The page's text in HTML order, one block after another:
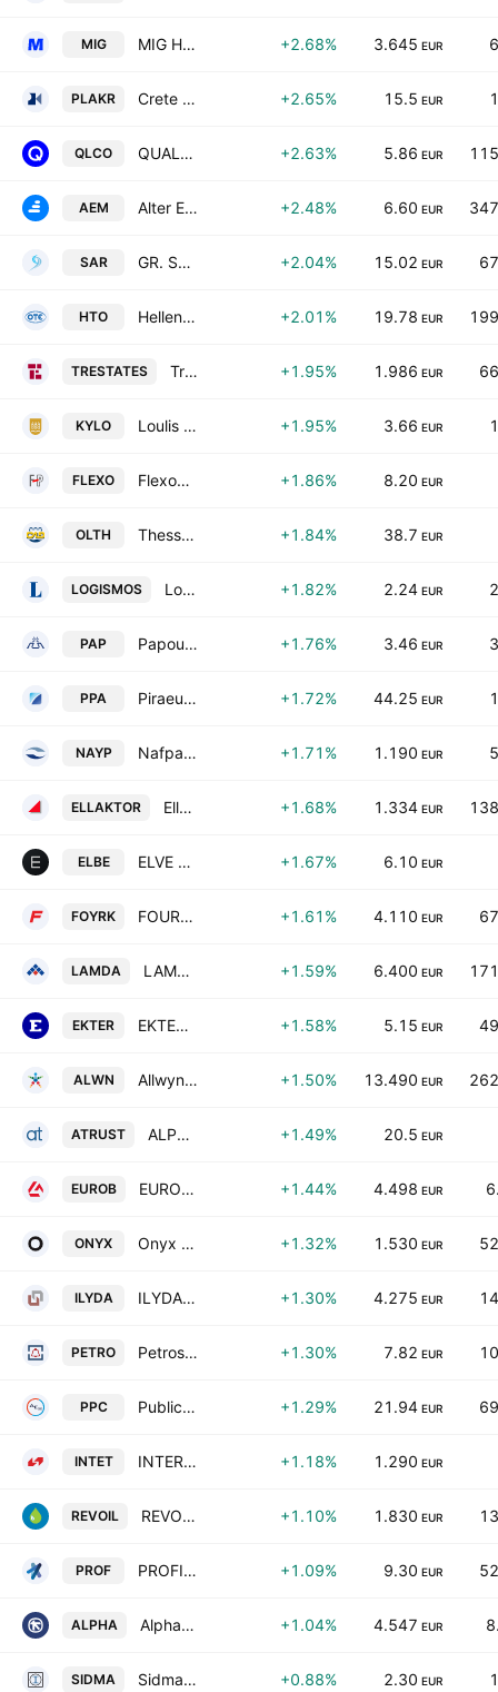
MIG MIG HOLDINGS S.A. +2.68% 3.645 EUR
PLAKR Crete Plastics SA +2.65% 15.5 EUR
QLCO QUALCO GROUP S.A. +2.63% 5.86 EUR
AEM Alter Ego Media S.A. +2.48% 6.60 EUR
SAR GR. SARANTIS S.A. +2.04% 15.02 EUR
HTO Hellenic Telecommunications Organization SA +2.01% 19.78 EUR
TRESTATES Trade Estates Real Estate Investment Company +1.95% 1.986 EUR
KYLO Loulis Food Ingredients SA +1.95% 3.66 EUR
FLEXO Flexopack SA Plastics +1.86% 8.20 EUR
OLTH Thessaloniki Port Authority S.A. +1.84% 38.7 EUR
LOGISMOS Logismos Information Systems S.A. +1.82% 2.24 EUR
PAP Papoutsanis SA +1.76% 3.46 EUR
PPA Piraeus Port Authority S.A. +1.72% 44.25 EUR
NAYP Nafpaktos Textile Industry SA +1.71% 1.190 EUR
ELLAKTOR Ellaktor SA +1.68% 1.334 EUR
ELBE ELVE S.A. +1.67% 6.10 EUR
FOYRK FOURLIS HOLDINGS S.A. +1.61% 4.110 EUR
LAMDA LAMDA Development S.A. +1.59% 6.400 EUR
EKTER EKTER S.A. +1.58% 5.15 EUR
ALWN Allwyn AG +1.50% 13.490 EUR
ATRUST ALPHA TRUST HOLDINGS S.A. +1.49% 20.5 EUR
EUROB EUROBANK S.A. +1.44% 4.498 EUR
ONYX Onyx Touristiki S.A. +1.32% 1.530 EUR
ILYDA ILYDA S.A. +1.30% 4.275 EUR
PETRO Petros Petropoulos +1.30% 7.82 EUR
PPC Public Power Corporation S.A. +1.29% 21.94 EUR
INTET INTERTECH S.A. INTERNATIONAL TECHNOLOGIES +1.18% 1.290 EUR
REVOIL REVOIL Petroleum Company SA +1.10% 1.830 EUR
PROF PROFILE Systems & Software S.A. +1.09% 9.30 EUR
ALPHA Alpha Bank S.A. +1.04% 4.547 EUR
SIDMA Sidma Steel S.A. +0.88% 2.30 EUR